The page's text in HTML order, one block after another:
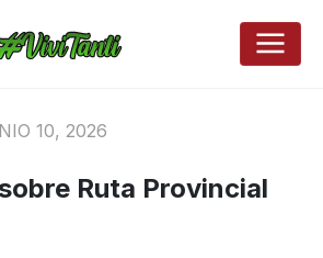
10, 2026
Ruta Provincial